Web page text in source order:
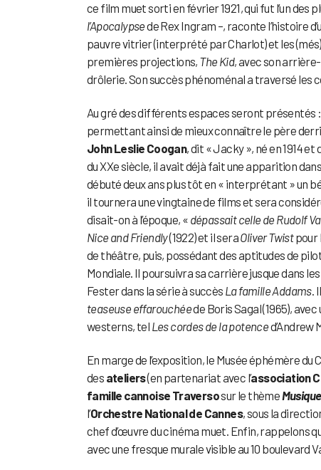
ce film muet sorti en février 1921, qui fut l’un des
l’Apocalypsede Rex Ingram –, raconte l’histoire
pauvre vitrier (interprété par Charlot) et les
premières projections, The Kid, avec son
drôlerie. Son succès phénoménal a traversé les
Au gré des différents espaces seront présentés
permettant ainsi de mieux connaître le père
John Leslie Coogan, dit « Jacky », né en 1914
du XXe siècle, il avait déjà fait une apparition
débuté deux ans plus tôt en « interprétant » un
il tournera une vingtaine de films et sera
disait-on à l’époque, « dépassait celle de Rudolf
Nice and Friendly(1922) et il seraOliver Twistpour
de théâtre, puis, possédant des aptitudes de
Mondiale. Il poursuivra sa carrière jusque dans
Fester dans la série à succès La famille Addams.
teaseuse effarouchéede Boris Sagal (1965),
westerns, tel Les cordes de la potenced’Andrew
En marge de l’exposition, le Musée éphémère
des ateliers(en partenariat avec l’association
famille cannoise Traversosur le thème
l’Orchestre National de Cannes, sous la
chef d’œuvre du cinéma muet. Enfin, rappelons
avec une fresque murale visible au 10 boulevard